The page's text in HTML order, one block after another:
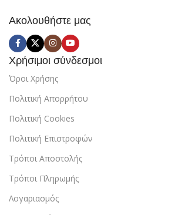
Ακολουθήστε μας
Χρήσιμοι σύνδεσμοι
Όροι Χρήσης
Πολιτική Απορρήτου
Πολιτική Cookies
Πολιτική Επιστροφών
Τρόποι Αποστολής
Τρόποι Πληρωμής
Λογαριασμός